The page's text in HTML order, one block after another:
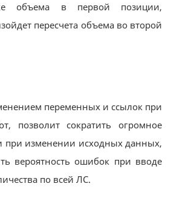
объема в первой позиции,
пересчета объема во второй
переменных и ссылок при
позволит сократить огромное
при изменении исходных данных,
вероятность ошибок при вводе
по всей ЛС.